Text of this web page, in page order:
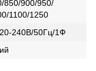
850/900/950/
1100/1250
240В/50Гц/1Ф